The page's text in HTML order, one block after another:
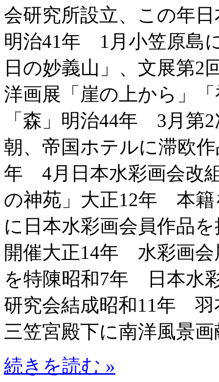
会研究所設立、この年
明治41年 1月小笠原島
日の妙義山」、文展第
洋画展「崖の上から」
「森」明治44年 3月第
朝、帝国ホテルに滞欧
年 4月日本水彩画会改
の神苑」大正12年 本籍
に日本水彩画会員作品
開催大正14年 水彩画会
を特陳昭和7年 日本水
研究会結成昭和11年
三笠宮殿下に南洋風景
続きを読む »